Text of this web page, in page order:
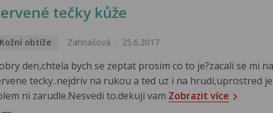
tečky kůže
Kožní obtíže Zahnašová 25.6.2017
den,chtela bych se zeptat prosim co to je?zacali se mi
tecky..nejdriv na rukou a ted uz i na hrudi,uprostred
ni zarudle.Nesvedi to.dekuji vam Zobrazit více